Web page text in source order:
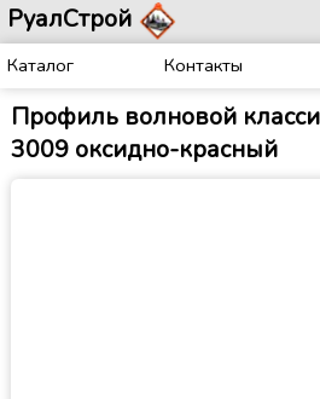
РуалСтрой
Каталог Контакты
Профиль волновой
3009 оксидно-красный